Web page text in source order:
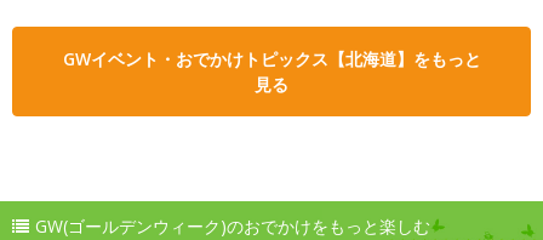
GWイベント・おでかけトピックス【北海道】をもっと
見る
GW(ゴールデンウィーク)のおでかけをもっと楽しむ